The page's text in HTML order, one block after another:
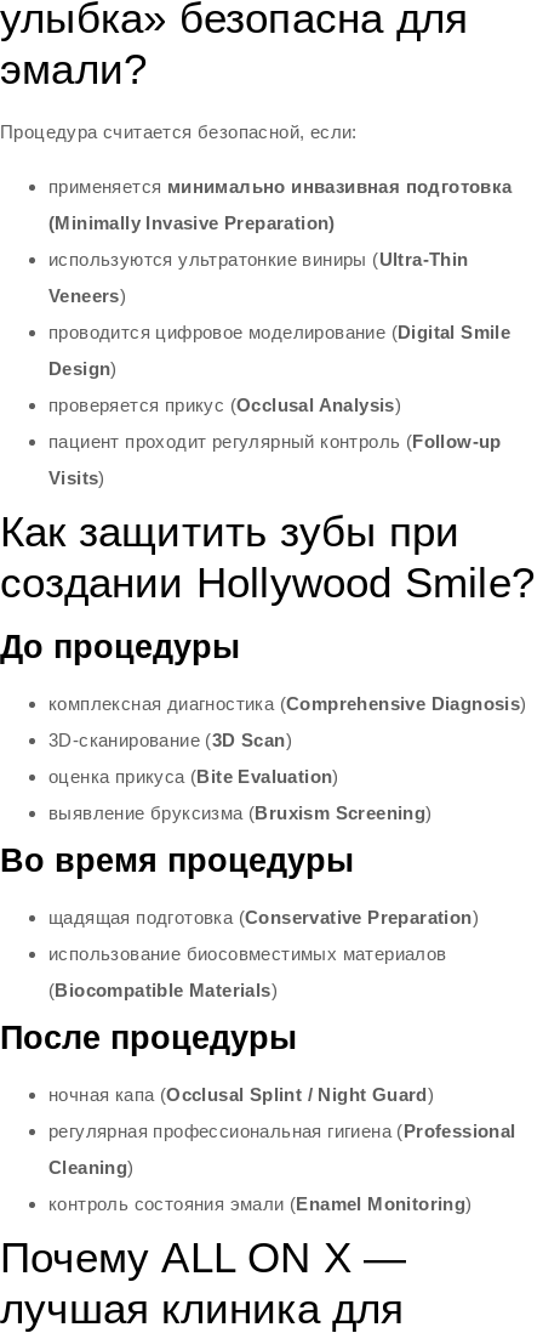
улыбка» безопасна для
эмали?
Процедура считается безопасной, если:
применяется минимально инвазивная подготовка
(Minimally Invasive Preparation)
используются ультратонкие виниры (Ultra-Thin
Veneers)
проводится цифровое моделирование (Digital Smile
Design)
проверяется прикус (Occlusal Analysis)
пациент проходит регулярный контроль (Follow-up
Visits)
Как защитить зубы при
создании Hollywood Smile?
До процедуры
комплексная диагностика (Comprehensive Diagnosis)
3D-сканирование (3D Scan)
оценка прикуса (Bite Evaluation)
выявление бруксизма (Bruxism Screening)
Во время процедуры
щадящая подготовка (Conservative Preparation)
использование биосовместимых материалов
(Biocompatible Materials)
После процедуры
ночная капа (Occlusal Splint / Night Guard)
регулярная профессиональная гигиена (Professional
Cleaning)
контроль состояния эмали (Enamel Monitoring)
Почему ALL ON X —
лучшая клиника для